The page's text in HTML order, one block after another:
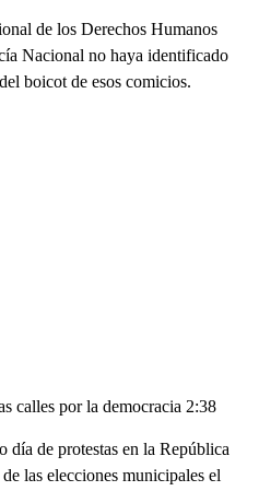
de los Derechos Humanos
Nacional no haya identificado
boicot de esos comicios.
calles por la democracia 2:38
día de protestas en la República
las elecciones municipales el